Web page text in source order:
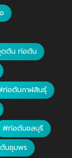
ดตัน ท่อตัน
ท่อตันกาฬสินธุ์
#ท่อตันชลบุรี
นชุมพร